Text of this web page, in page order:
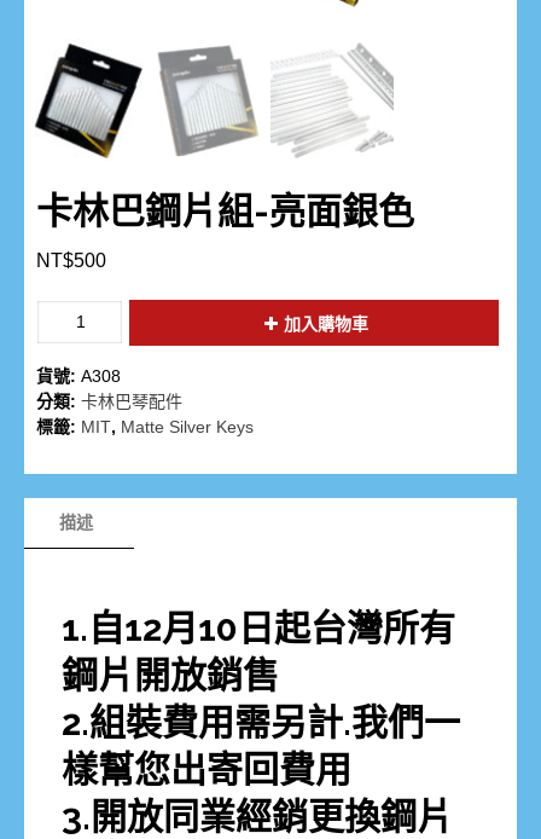
卡林巴鋼片組-亮面銀色
NT$500
加入購物車
貨號: A308
分類: 卡林巴琴配件
標籤: MIT, Matte Silver Keys
描述
1.自12月10日起台灣所有
鋼片開放銷售
2.組裝費用需另計.我們一
樣幫您出寄回費用
3.開放同業經銷更換鋼片